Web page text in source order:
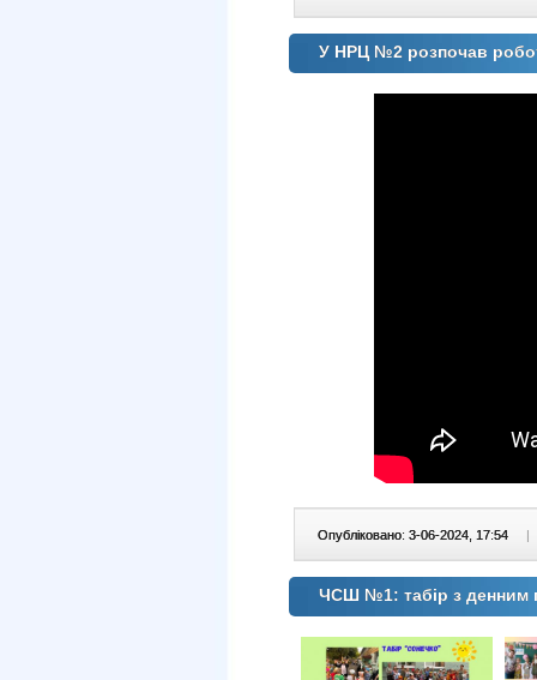
У НРЦ №2 розпочав
Опубліковано: 3-06-2024, 17:54 |
ЧСШ №1: табір з денним